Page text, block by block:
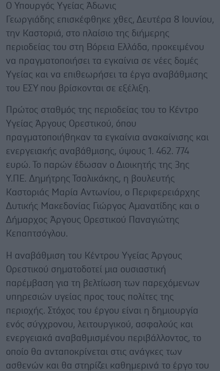
Ο Υπουργός Υγείας Άδωνις
Γεωργιάδης επισκέφθηκε χθες, Δευτέρα 8 Ιουνίου,
την Καστοριά, στο πλαίσιο της διήμερης
περιοδείας του στη Βόρεια Ελλάδα, προκειμένου
να πραγματοποιήσει τα εγκαίνια σε νέες δομές
Υγείας και να επιθεωρήσει τα έργα αναβάθμισης
του ΕΣΥ που βρίσκονται σε εξέλιξη.
Πρώτος σταθμός της περιοδείας του το Κέντρο
Υγείας Άργους Ορεστικού, όπου
πραγματοποιήθηκαν τα εγκαίνια ανακαίνισης και
ενεργειακής αναβάθμισης, ύψους 1. 462. 774
ευρώ. Το παρών έδωσαν ο Διοικητής της 3ης
Υ.ΠΕ. Δημήτρης Τσαλικάκης, η βουλευτής
Καστοριάς Μαρία Αντωνίου, ο Περιφερειάρχης
Δυτικής Μακεδονίας Γιώργος Αμανατίδης και ο
Δήμαρχος Άργους Ορεστικού Παναγιώτης
Κεπαπτσόγλου.
Η αναβάθμιση του Κέντρου Υγείας Άργους
Ορεστικού σηματοδοτεί μια ουσιαστική
παρέμβαση για τη βελτίωση των παρεχόμενων
υπηρεσιών υγείας προς τους πολίτες της
περιοχής. Στόχος του έργου είναι η δημιουργία
ενός σύγχρονου, λειτουργικού, ασφαλούς και
ενεργειακά αναβαθμισμένου περιβάλλοντος, το
οποίο θα ανταποκρίνεται στις ανάγκες των
ασθενών και θα στηρίζει καθημερινά το έργο του